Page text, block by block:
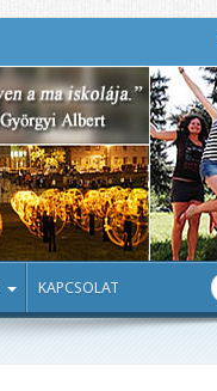
KAPCSOLAT